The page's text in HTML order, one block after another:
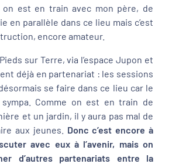
est en train avec mon père, de
en parallèle dans ce lieu mais c’est
encore amateur.
sur Terre, via l’espace Jupon et
déjà en partenariat : les sessions
se faire dans ce lieu car le
Comme on est en train de
et un jardin, il y aura pas mal de
aux jeunes.
Donc c’est encore à
avec eux à l’avenir, mais on
d’autres partenariats entre la